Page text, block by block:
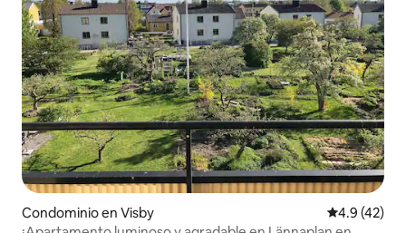
Condominio en Visby Calificación
4.9 (42)